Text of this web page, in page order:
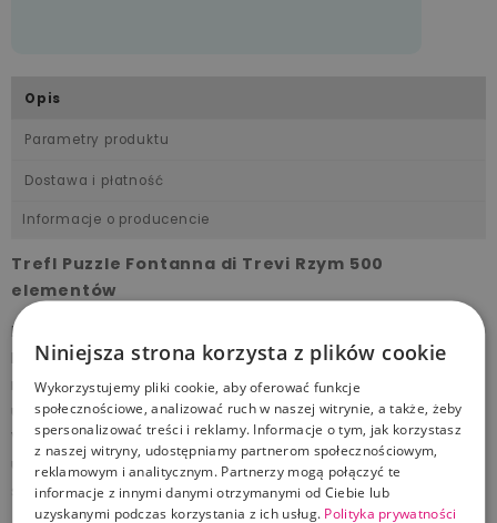
Opis
Parametry produktu
Dostawa i płatność
Informacje o producencie
Trefl Puzzle Fontanna di Trevi Rzym 500
elementów
Puzzle 500 elementów ze wspaniałą, rzymską
Fontanna di Trevi. Niezwykle piękne zdjęcie zachwyci
nawet najbardziej wymagających fanów puzzli. Po
ułożeniu powstanie obrazek o wymiarach 48x34 cm.
Wysoką jakość, nasycenie kolorów i bezpieczeństwo
układania zapewnia kalandrowany papier odbijający
światło, pokryty ekologicznymi farbami spożywczymi.
Niniejsza strona korzysta z plików cookie
Wykorzystujemy pliki cookie, aby oferować funkcje
społecznościowe, analizować ruch w naszej witrynie, a także, żeby
spersonalizować treści i reklamy. Informacje o tym, jak korzystasz
z naszej witryny, udostępniamy partnerom społecznościowym,
reklamowym i analitycznym. Partnerzy mogą połączyć te
informacje z innymi danymi otrzymanymi od Ciebie lub
uzyskanymi podczas korzystania z ich usług. Polityka prywatności